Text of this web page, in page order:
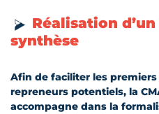
Réalisation
synthèse
Afin de faciliter les
repreneurs potentiels, la
accompagne dans la